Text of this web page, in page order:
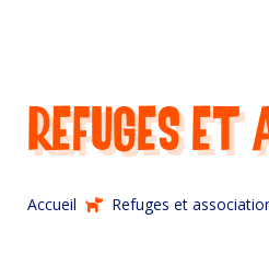
Refuges
Accueil Refuges et